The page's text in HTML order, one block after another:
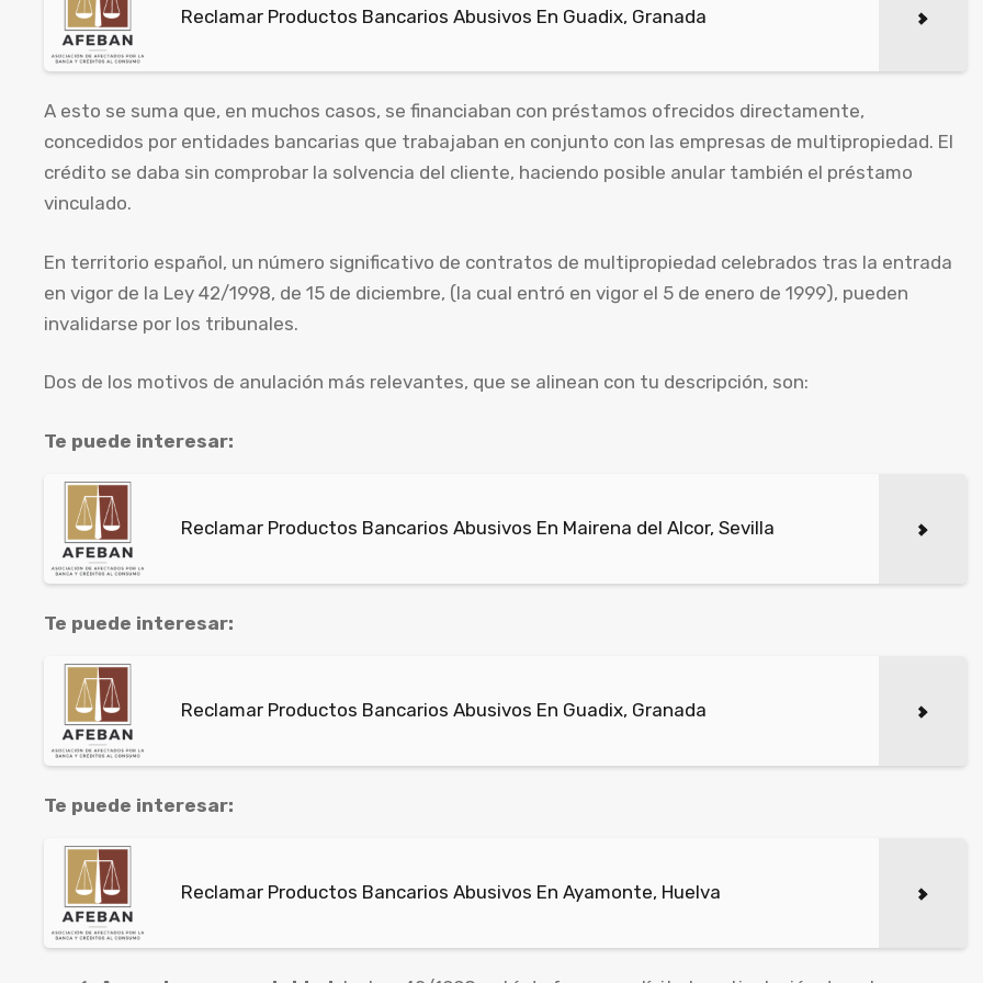
Reclamar Productos Bancarios Abusivos En Guadix, Granada
A esto se suma que, en muchos casos, se financiaban con préstamos ofrecidos directamente,
concedidos por entidades bancarias que trabajaban en conjunto con las empresas de multipropiedad. El
crédito se daba sin comprobar la solvencia del cliente, haciendo posible anular también el préstamo
vinculado.
En territorio español, un número significativo de contratos de multipropiedad celebrados tras la entrada
en vigor de la Ley 42/1998, de 15 de diciembre, (la cual entró en vigor el 5 de enero de 1999), pueden
invalidarse por los tribunales.
Dos de los motivos de anulación más relevantes, que se alinean con tu descripción, son:
Te puede interesar:
Reclamar Productos Bancarios Abusivos En Mairena del Alcor, Sevilla
Te puede interesar:
Reclamar Productos Bancarios Abusivos En Guadix, Granada
Te puede interesar:
Reclamar Productos Bancarios Abusivos En Ayamonte, Huelva